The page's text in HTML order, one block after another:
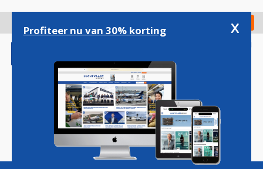
gaan
Check in
Magazine Podcasts Vacatures
Profiteer nu van 30% korting x